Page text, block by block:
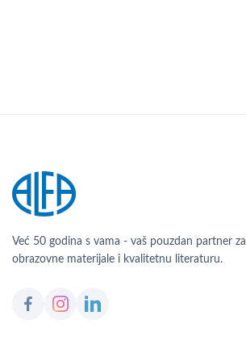
Već 50 godina s vama - vaš pouzdan partner za
obrazovne materijale i kvalitetnu literaturu.